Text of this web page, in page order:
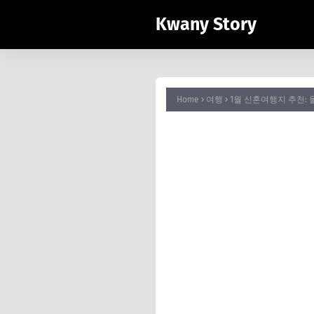
Kwany Story
Home 여행 1월 신혼여행지 추천: